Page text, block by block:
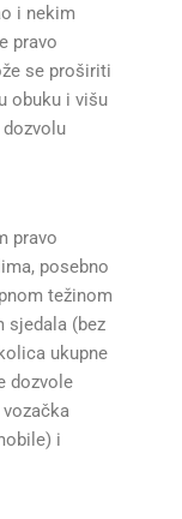
i nekim
pravo
se proširiti
obuku i višu
pravo
posebno
težinom
sjedala (bez
ukupne
dozvole
i